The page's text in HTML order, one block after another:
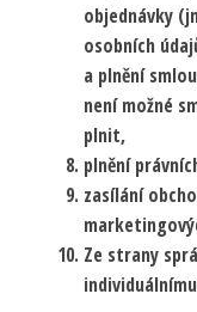
objednávky
osobních
a plnění
není možné
plnit,
plnění
zasílání
Ze strany